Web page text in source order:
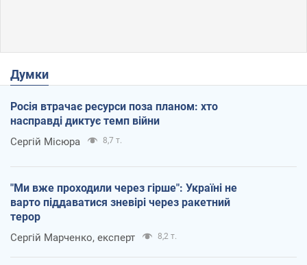
Думки
Росія втрачає ресурси поза планом: хто
насправді диктує темп війни
Сергій Місюра 8,7 т.
"Ми вже проходили через гірше": Україні не
варто піддаватися зневірі через ракетний
терор
Сергій Марченко, експерт 8,2 т.